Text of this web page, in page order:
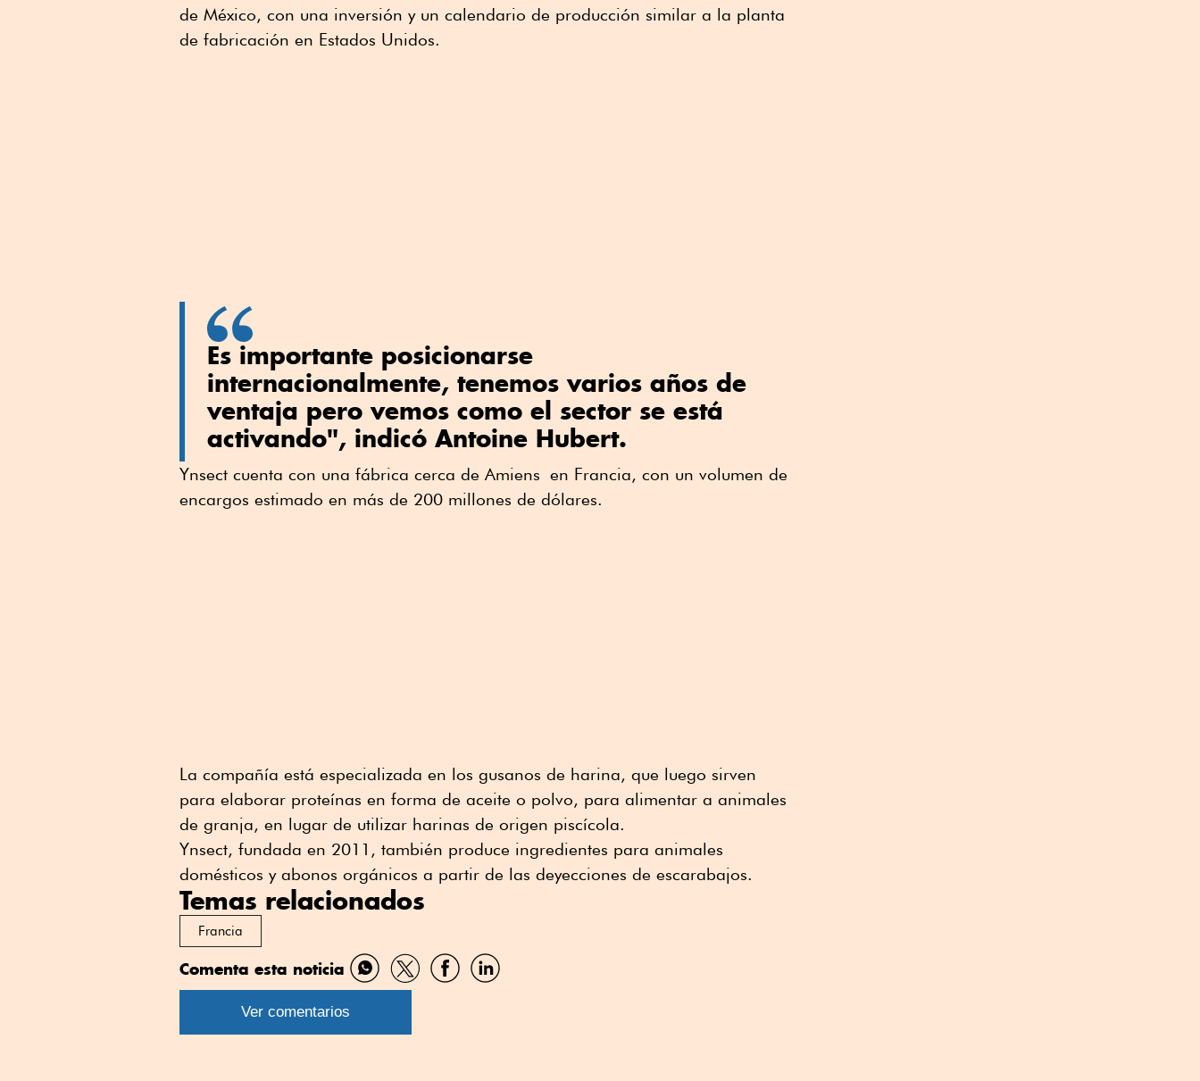
de México, con una inversión y un calendario de producción similar a la planta
de fabricación en Estados Unidos.
Es importante posicionarse
internacionalmente, tenemos varios años de
ventaja pero vemos como el sector se está
activando", indicó Antoine Hubert.
Ynsect cuenta con una fábrica cerca de Amiens en Francia, con un volumen de
encargos estimado en más de 200 millones de dólares.
La compañía está especializada en los gusanos de harina, que luego sirven
para elaborar proteínas en forma de aceite o polvo, para alimentar a animales
de granja, en lugar de utilizar harinas de origen piscícola.
Ynsect, fundada en 2011, también produce ingredientes para animales
domésticos y abonos orgánicos a partir de las deyecciones de escarabajos.
Temas relacionados
Francia
Comenta esta noticia
Compartir
por
Compartir
por
CompartirCompartir
Ver comentarios